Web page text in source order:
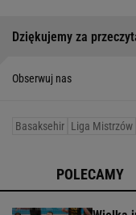
Dziękujemy za
Obserwuj nas
Basaksehir Liga Mistrzów
POLECAMY